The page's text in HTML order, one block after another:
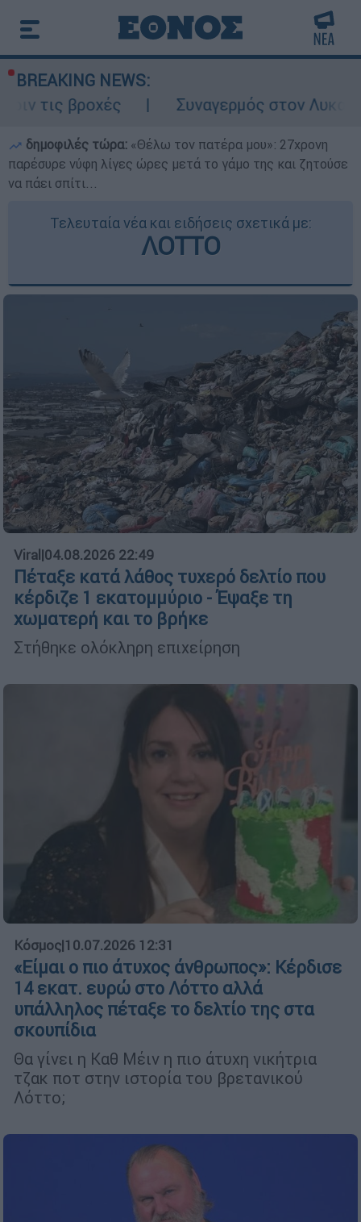
BREAKING NEWS:
Συναγερμός στον Λυκαβηττό:
δημοφιλές τώρα: «Θέλω τον πατέρα μου»: 27χρονη
παρέσυρε νύφη λίγες ώρες μετά το γάμο της και ζητούσε
να πάει σπίτι...
Τελευταία νέα και ειδήσεις σχετικά με:
ΛΟΤΤΟ
Viral |04.08.2026 22:49
Πέταξε κατά λάθος τυχερό δελτίο που
κέρδιζε 1 εκατομμύριο - Έψαξε τη
χωματερή και το βρήκε
Στήθηκε ολόκληρη επιχείρηση
Κόσμος|10.07.2026 12:31
«Είμαι ο πιο άτυχος άνθρωπος»: Κέρδισε
14 εκατ. ευρώ στο Λόττο αλλά
υπάλληλος πέταξε το δελτίο της στα
σκουπίδια
Θα γίνει η Καθ Μέιν η πιο άτυχη νικήτρια
τζακ ποτ στην ιστορία του βρετανικού
Λόττο;